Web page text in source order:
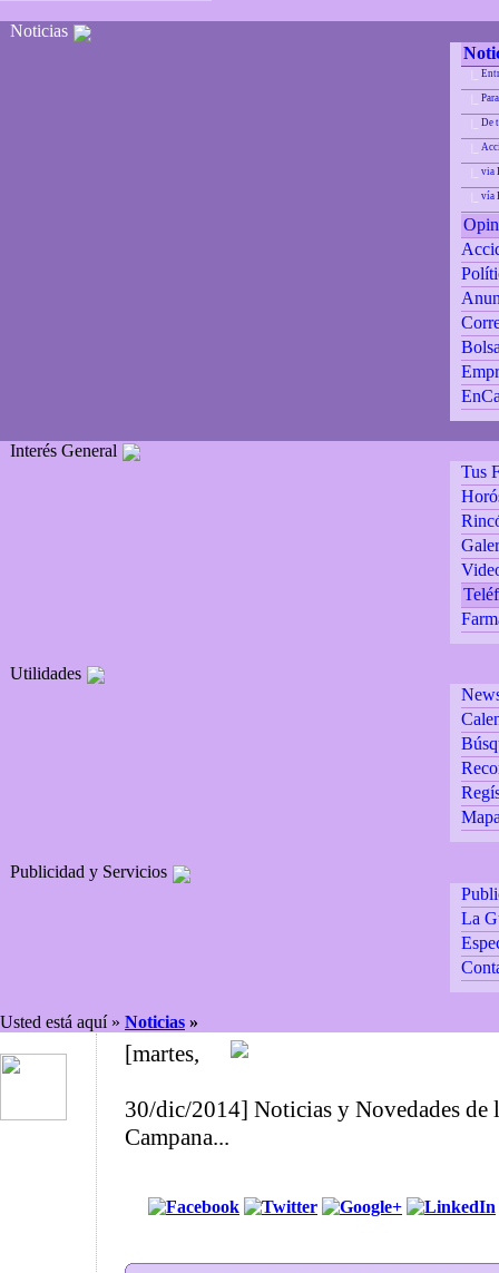
Noticias
De
via
vía
Interés General
Tus
Utilidades
Publicidad y Servicios
La
Usted está aquí » Noticias »
[martes,
30/dic/2014] Noticias y Novedades de
Campana...